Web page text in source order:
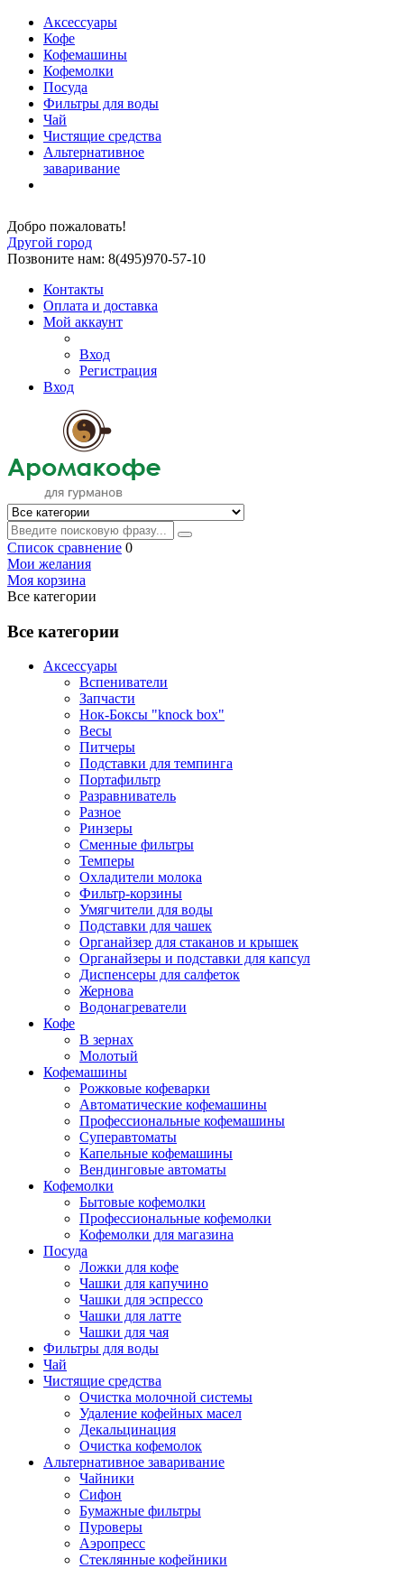
Аксессуары
Кофе
Кофемашины
Кофемолки
Посуда
Фильтры для воды
Чай
Чистящие средства
Альтернативное
заваривание
Добро пожаловать!
Другой город
Позвоните нам: 8(495)970-57-10
Контакты
Оплата и доставка
Мой аккаунт
Вход
Регистрация
Вход
Список сравнение 0
Мои желания
Моя корзина
Все категории
Все категории
Аксессуары
Вспениватели
Запчасти
Нок-Боксы "knock box"
Весы
Питчеры
Подставки для темпинга
Портафильтр
Разравниватель
Разное
Ринзеры
Сменные фильтры
Темперы
Охладители молока
Фильтр-корзины
Умягчители для воды
Подставки для чашек
Органайзер для стаканов и крышек
Органайзеры и подставки для капсул
Диспенсеры для салфеток
Жернова
Водонагреватели
Кофе
В зернах
Молотый
Кофемашины
Рожковые кофеварки
Автоматические кофемашины
Профессиональные кофемашины
Суперавтоматы
Капельные кофемашины
Вендинговые автоматы
Кофемолки
Бытовые кофемолки
Профессиональные кофемолки
Кофемолки для магазина
Посуда
Ложки для кофе
Чашки для капучино
Чашки для эспрессо
Чашки для латте
Чашки для чая
Фильтры для воды
Чай
Чистящие средства
Очистка молочной системы
Удаление кофейных масел
Декальцинация
Очистка кофемолок
Альтернативное заваривание
Чайники
Сифон
Бумажные фильтры
Пуроверы
Аэропресс
Стеклянные кофейники